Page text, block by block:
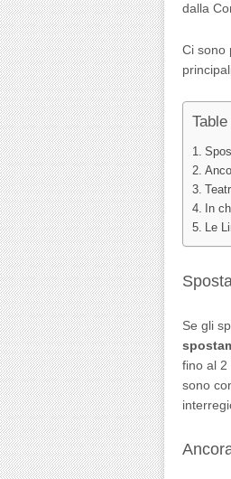
dalla
Ci sono
In
Le
Se gli
fino al 2
sono